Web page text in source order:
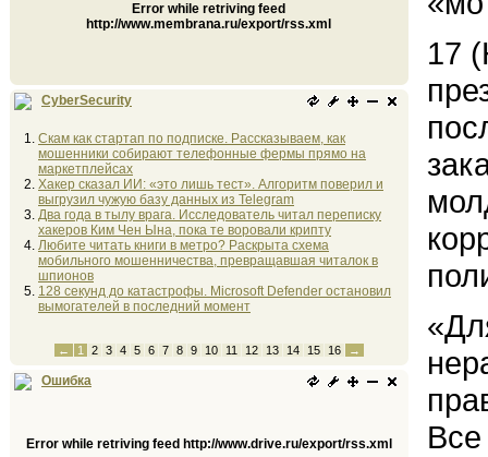
Error while retriving feed
http://www.membrana.ru/export/rss.xml
CyberSecurity
Скам как стартап по подписке. Рассказываем, как
мошенники собирают телефонные фермы прямо на
маркетплейсах
Хакер сказал ИИ: «это лишь тест». Алгоритм поверил и
выгрузил чужую базу данных из Telegram
Два года в тылу врага. Исследователь читал переписку
хакеров Ким Чен Ына, пока те воровали крипту
Любите читать книги в метро? Раскрыта схема
мобильного мошенничества, превращавшая читалок в
шпионов
128 секунд до катастрофы. Microsoft Defender остановил
вымогателей в последний момент
← 1 2 3 4 5 6 7 8 9 10 11 12 13 14 15 16 →
Ошибка
Error while retriving feed http://www.drive.ru/export/rss.xml
17